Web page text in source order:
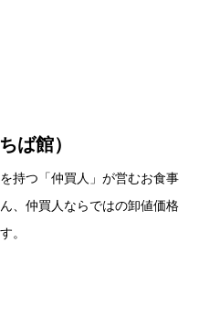
ば館）
持つ「仲買人」が営むお食事
、仲買人ならではの卸値価格
。